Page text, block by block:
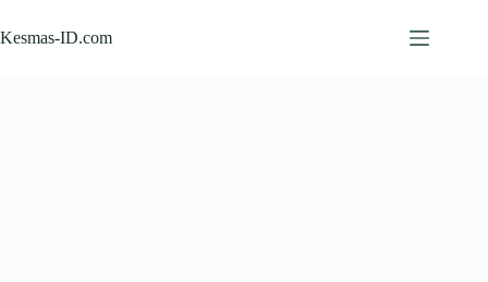
to
content
Kesmas-ID.com